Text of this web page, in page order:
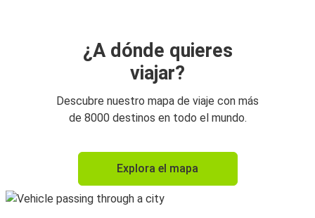
¿A dónde quieres
viajar?
Descubre nuestro mapa de viaje con más
de 8000 destinos en todo el mundo.
Explora el mapa